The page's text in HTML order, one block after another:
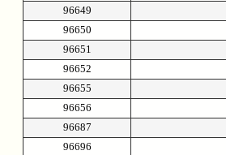
96649
96650
96651
96652
96655
96656
96687
96696